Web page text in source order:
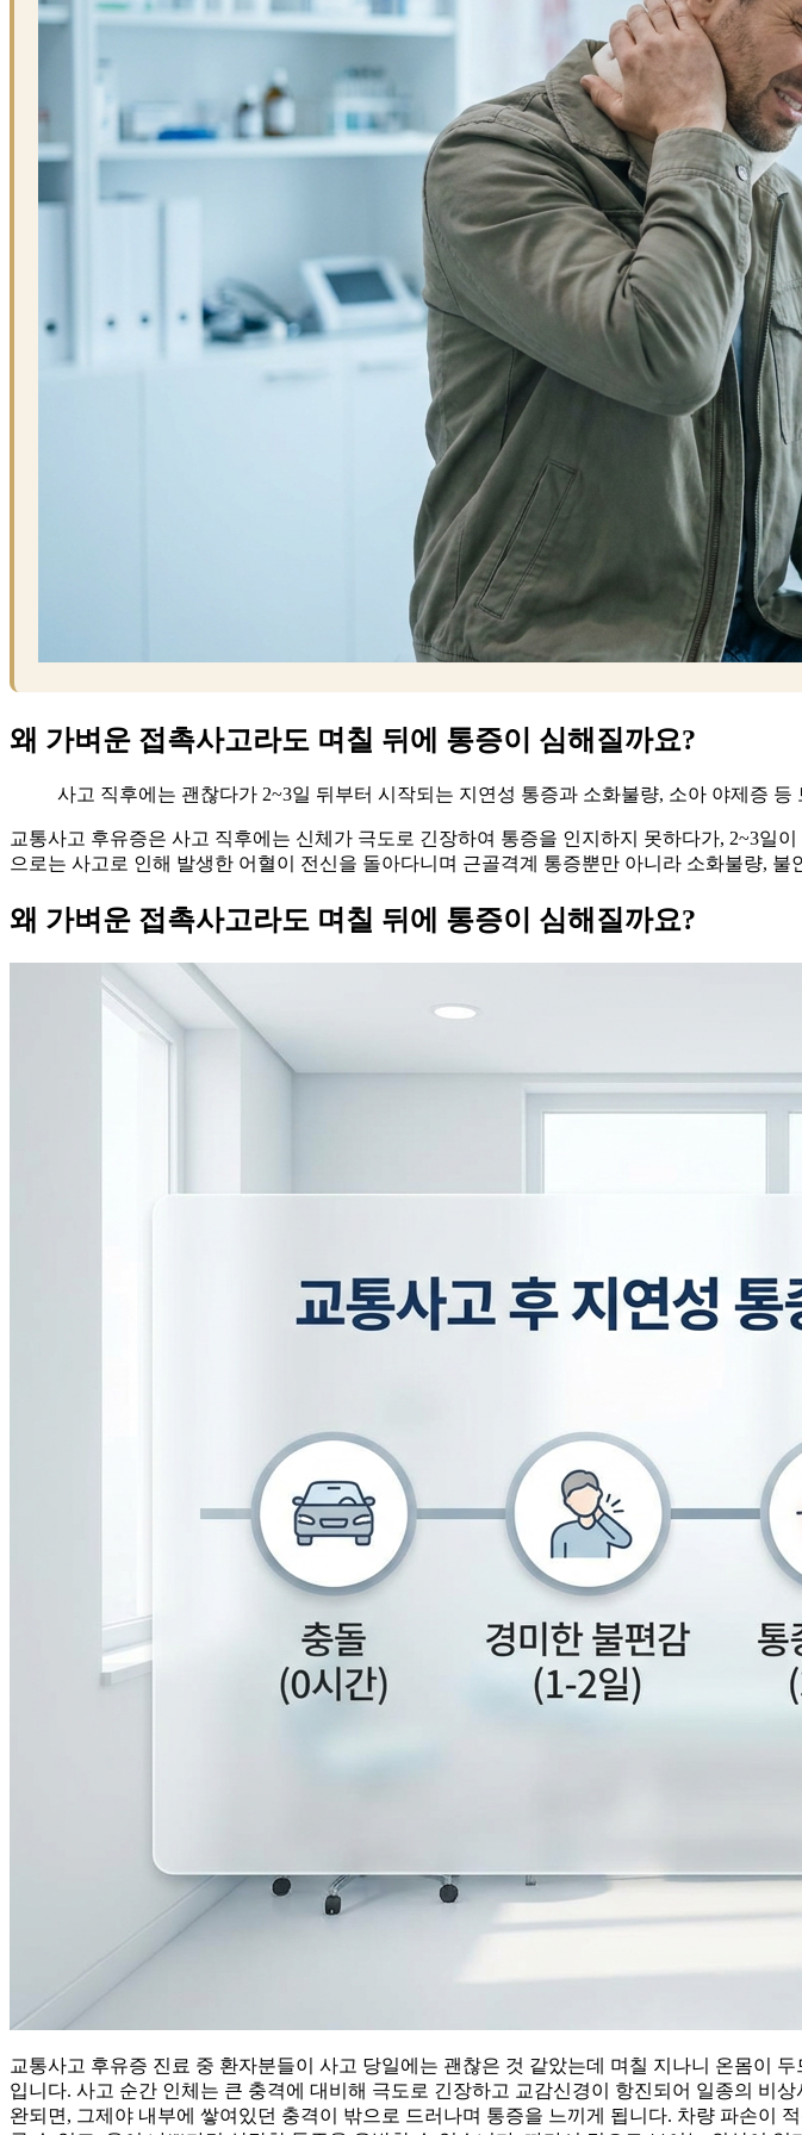
왜 가벼운 접촉사고라도 며칠 뒤에 통증이 심해질까요?
사고 직후에는 괜찮다가 2~3일 뒤부터 시작되는 지연성 통증과 소화불량, 소아 야제증
교통사고 후유증은 사고 직후에는 신체가 극도로 긴장하여 통증을 인지하지 못하다가, 2~3일
으로는 사고로 인해 발생한 어혈이 전신을 돌아다니며 근골격계 통증뿐만 아니라 소화불량,
왜 가벼운 접촉사고라도 며칠 뒤에 통증이 심해질까요?
교통사고 후유증 진료 중 환자분들이 사고 당일에는 괜찮은 것 같았는데 며칠 지나니 온몸이
입니다. 사고 순간 인체는 큰 충격에 대비해 극도로 긴장하고 교감신경이 항진되어 일종의 비
완되면, 그제야 내부에 쌓여있던 충격이 밖으로 드러나며 통증을 느끼게 됩니다. 차량 파손이